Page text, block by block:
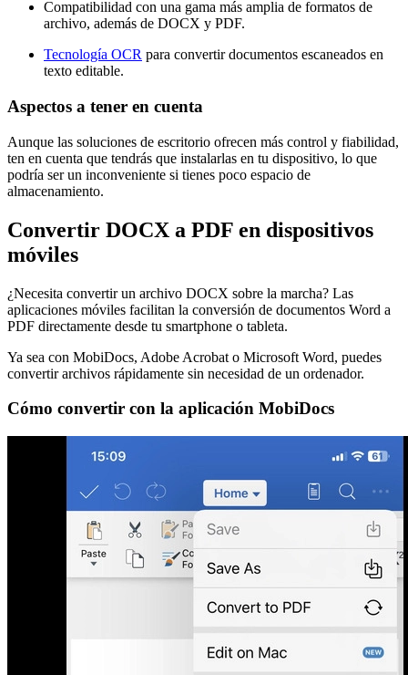
Compatibilidad con una gama más amplia de formatos de
archivo, además de DOCX y PDF.
Tecnología OCR para convertir documentos escaneados en
texto editable.
Aspectos a tener en cuenta
Aunque las soluciones de escritorio ofrecen más control y fiabilidad,
ten en cuenta que tendrás que instalarlas en tu dispositivo, lo que
podría ser un inconveniente si tienes poco espacio de
almacenamiento.
Convertir DOCX a PDF en dispositivos
móviles
¿Necesita convertir un archivo DOCX sobre la marcha? Las
aplicaciones móviles facilitan la conversión de documentos Word a
PDF directamente desde tu smartphone o tableta.
Ya sea con MobiDocs, Adobe Acrobat o Microsoft Word, puedes
convertir archivos rápidamente sin necesidad de un ordenador.
Cómo convertir con la aplicación MobiDocs